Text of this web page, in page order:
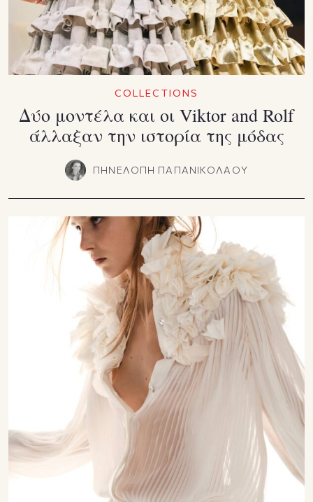
COLLECTIONS
Δύο μοντέλα και οι Viktor and Rolf
άλλαξαν την ιστορία της μόδας
ΠΗΝΕΛΟΠΗ ΠΑΠΑΝΙΚΟΛΑΟΥ